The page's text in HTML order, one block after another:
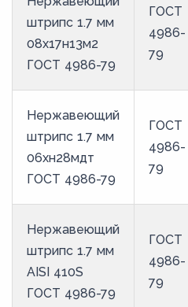
штрипс 1.7 мм
08х17н13м2
ГОСТ 4986-79
ГОСТ
4986-
79
Нержавеющий
штрипс 1.7 мм
06хн28мдт
ГОСТ 4986-79
ГОСТ
4986-
79
Нержавеющий
штрипс 1.7 мм
AISI 410S
ГОСТ 4986-79
ГОСТ
4986-
79